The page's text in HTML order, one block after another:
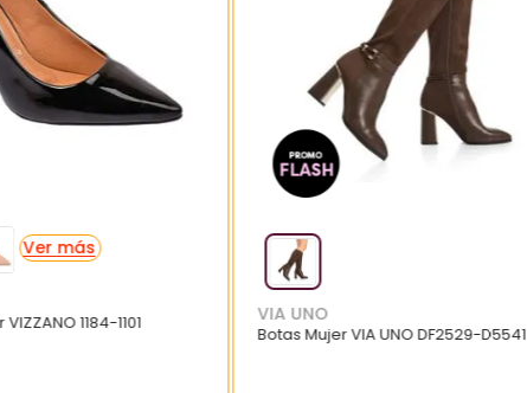
1184-1101 VIA UNO
Botas Mujer VIA UNO DF2529-D5541